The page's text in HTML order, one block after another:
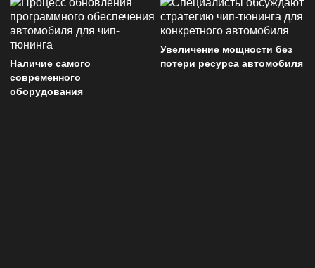
Наличие самого
современного
оборудования
Увеличение мощности без
потери ресурса автомобиля